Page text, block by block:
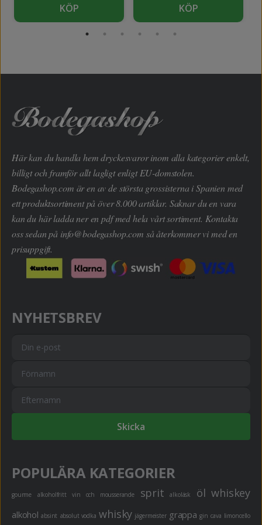
KÖP KÖP
Här kan du handla hem dryckesvaror inom alla kategorier enkelt,
billigt och framför allt lagligt enligt EU-domstolen.
Bodegashop.com är en av de största grossisterna i Spanien med
ett produktsortiment på över 8.000 artiklar. Saknar du en vara
kan du här ladda ner en pdf med hela vårt sortiment. Kontakta
oss sedan på info@bodegashop.com så återkommer vi med en
prisuppgift.
NYHETSBREV
Skicka
POPULÄRA KATEGORIER
gourme alkoholfritt vin och mousserande sprit alkoläsk öl whiskey
alkohol absint absolut vodka whisky jägermeister grappa gin cava limoncello